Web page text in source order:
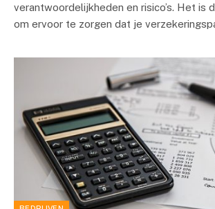
verantwoordelijkheden en risico’s. Het is
om ervoor te zorgen dat je